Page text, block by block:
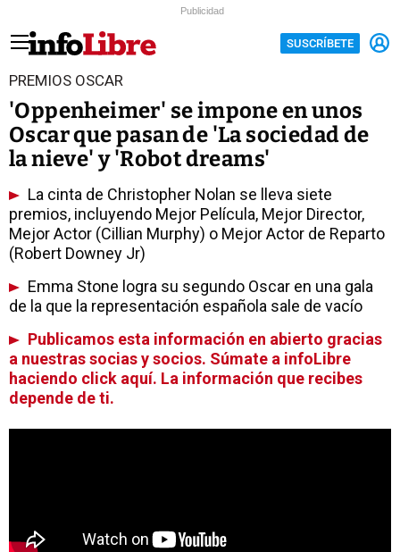
Publicidad
SUSCRÍBETE
PREMIOS OSCAR
'Oppenheimer' se impone en unos
Oscar que pasan de 'La sociedad de
la nieve' y 'Robot dreams'
La cinta de Christopher Nolan se lleva siete
premios, incluyendo Mejor Película, Mejor Director,
Mejor Actor (Cillian Murphy) o Mejor Actor de Reparto
(Robert Downey Jr)
Emma Stone logra su segundo Oscar en una gala
de la que la representación española sale de vacío
Publicamos esta información en abierto gracias
a nuestras socias y socios. Súmate a infoLibre
haciendo click aquí. La información que recibes
depende de ti.